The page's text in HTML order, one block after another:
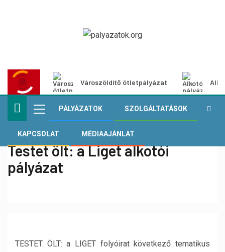
Városzöldítő ötletpályázat
PÁLYÁZATOK SZOLGÁLTATÁSOK
KAPCSOLAT MÉDIAAJÁNLAT
Testet ölt: a Liget alkotói
pályázat
TESTET ÖLT: a LIGET folyóirat következő tematikus